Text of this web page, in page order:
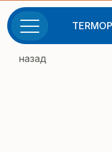
TERMOPANEL
назад